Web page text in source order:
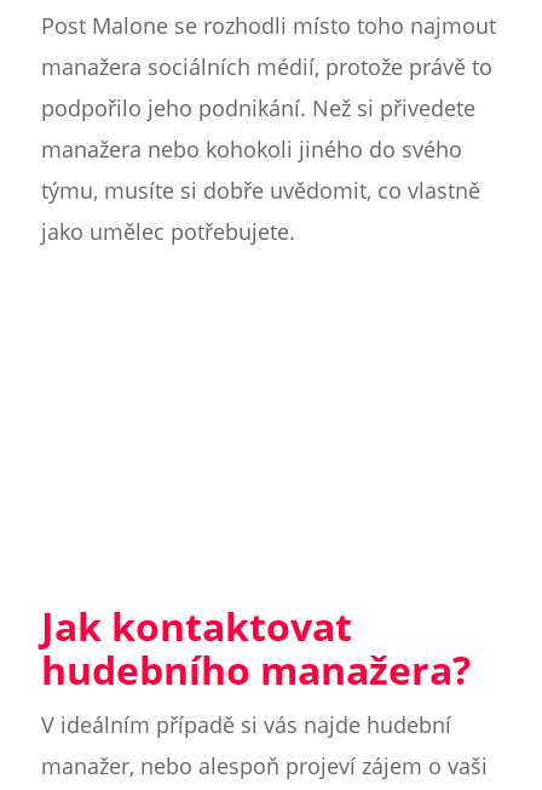
Post Malone se rozhodli místo toho najmout
manažera sociálních médií, protože právě to
podpořilo jeho podnikání. Než si přivedete
manažera nebo kohokoli jiného do svého
týmu, musíte si dobře uvědomit, co vlastně
jako umělec potřebujete.
Jak kontaktovat
hudebního manažera?
V ideálním případě si vás najde hudební
manažer, nebo alespoň projeví zájem o vaši